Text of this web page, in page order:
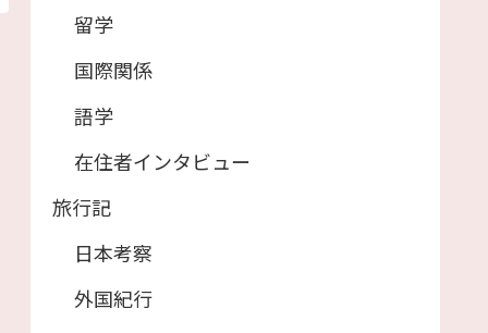
留学
国際関係
語学
在住者インタビュー
旅行記
日本考察
外国紀行